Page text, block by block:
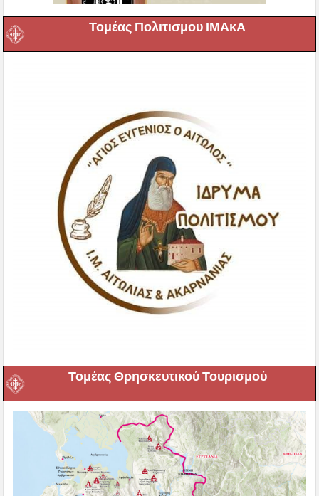
Τομέας Πολιτισμου ΙΜΑκΑ
Τομέας Θρησκευτικού Τουρισμού